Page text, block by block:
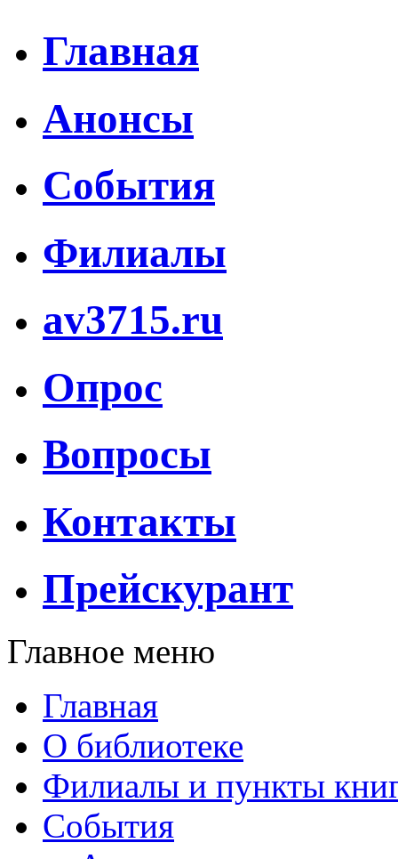
Главная
Анонсы
События
Филиалы
av3715.ru
Опрос
Вопросы
Контакты
Прейскурант
Главное меню
Главная
О библиотеке
Филиалы и пункты
События